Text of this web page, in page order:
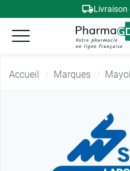
Livraison
Accueil Marques